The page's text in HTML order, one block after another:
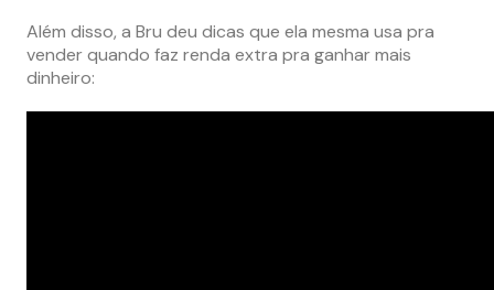
Além disso, a Bru deu dicas que ela mesma usa pra
vender quando faz renda extra pra ganhar mais
dinheiro: